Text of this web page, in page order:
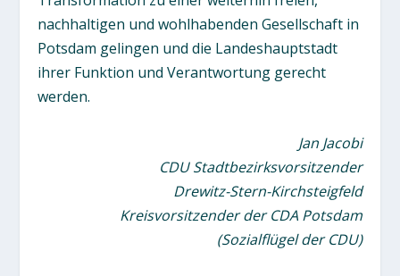
nachhaltigen und wohlhabenden Gesellschaft in
Potsdam gelingen und die Landeshauptstadt
ihrer Funktion und Verantwortung gerecht
werden.
Jan Jacobi
CDU Stadtbezirksvorsitzender
Drewitz-Stern-Kirchsteigfeld
Kreisvorsitzender der CDA Potsdam
(Sozialflügel der CDU)